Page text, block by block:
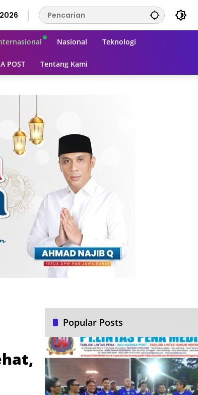
Nasional Teknologi
POST Tentang Kami
Popular Posts